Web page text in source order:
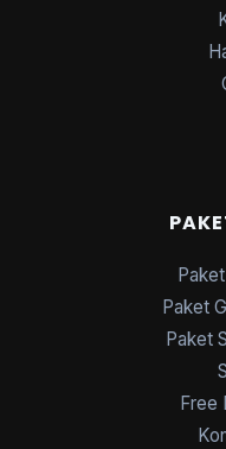
Paket
Paket
Free